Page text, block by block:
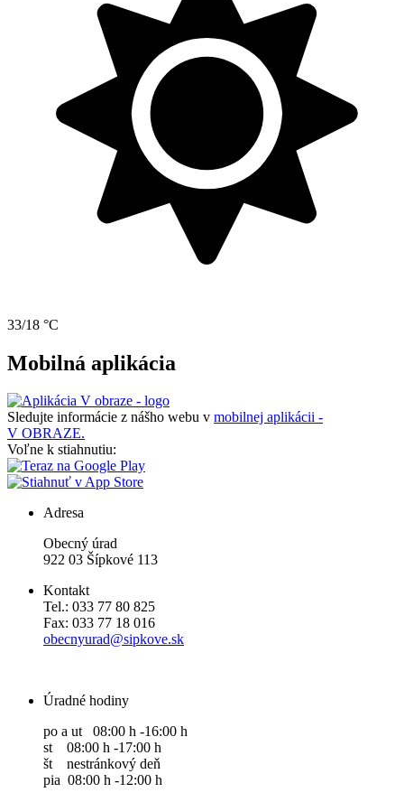
33/18 °C
Mobilná aplikácia
Sledujte informácie z nášho webu v mobilnej aplikácii -
V OBRAZE.
Voľne k stiahnutiu:
Adresa
Obecný úrad
922 03 Šípkové 113
Kontakt
Tel.: 033 77 80 825
Fax: 033 77 18 016
obecnyurad@sipkove.sk
Úradné hodiny
po a ut 08:00 h -16:00 h
st 08:00 h -17:00 h
št nestránkový deň
pia 08:00 h -12:00 h